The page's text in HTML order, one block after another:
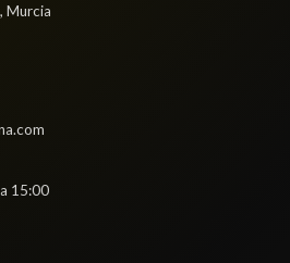
DERECHA usado.
IZQUIERDA
IZQUIERDO usado.
Consultar
Murcia
15:00